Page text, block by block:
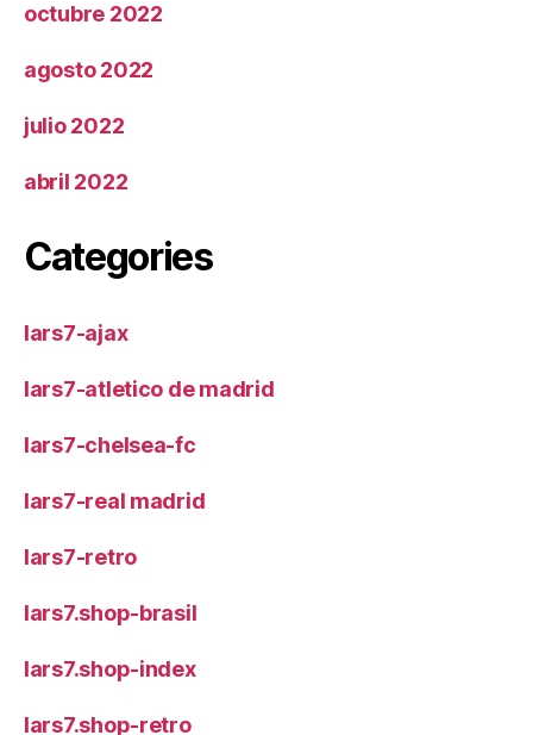
octubre 2022
agosto 2022
julio 2022
abril 2022
Categories
lars7-ajax
lars7-atletico de madrid
lars7-chelsea-fc
lars7-real madrid
lars7-retro
lars7.shop-brasil
lars7.shop-index
lars7.shop-retro